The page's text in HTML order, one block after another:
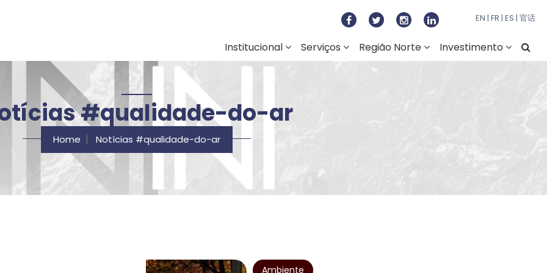
e Desenvolvimento Regional do Norte
EN | FR | ES | 官话
Institucional Serviços Região Norte Investimento
#qualidade-do-ar
Home Notícias #qualidade-do-ar
Ambiente